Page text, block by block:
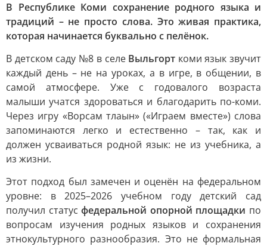
В Республике Коми сохранение родного языка и
традиций – не просто слова. Это живая практика,
которая начинается буквально с пелёнок.
В детском саду №8 в селе Выльгорт коми язык звучит
каждый день – не на уроках, а в игре, в общении, в
самой атмосфере. Уже с годовалого возраста
малыши учатся здороваться и благодарить по-коми.
Через игру «Ворсам тлаын» («Играем вместе») слова
запоминаются легко и естественно – так, как и
должен усваиваться родной язык: не из учебника, а
из жизни.
Этот подход был замечен и оценён на федеральном
уровне: в 2025–2026 учебном году детский сад
получил статусфедеральной опорной площадки по
вопросам изучения родных языков и сохранения
этнокультурного разнообразия. Это не формальная